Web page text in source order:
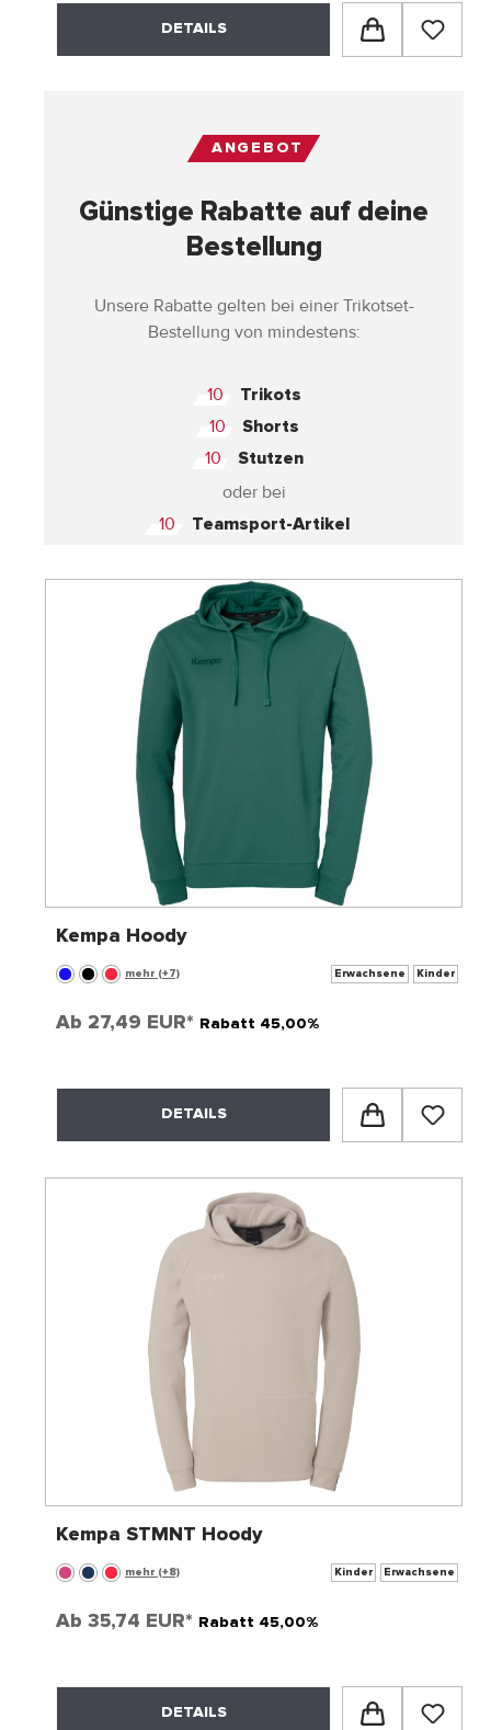
DETAILS
ANGEBOT
Günstige Rabatte auf deine
Bestellung
Unsere Rabatte gelten bei einer Trikotset-
Bestellung von mindestens:
10 Trikots
10 Shorts
10 Stutzen
oder bei
10
Teamsport-Artikel
Kempa Hoody
mehr (+7) Erwachsene Kinder
Ab 27,49 EUR* Rabatt 45,00%
DETAILS
Kempa STMNT Hoody
mehr (+8) Kinder Erwachsene
Ab 35,74 EUR* Rabatt 45,00%
DETAILS